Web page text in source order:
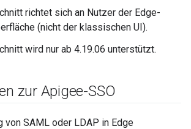
richtet sich an Nutzer der Edge-
(nicht der klassischen UI).
wird nur ab 4.19.06 unterstützt.
zur Apigee-SSO
von SAML oder LDAP in Edge